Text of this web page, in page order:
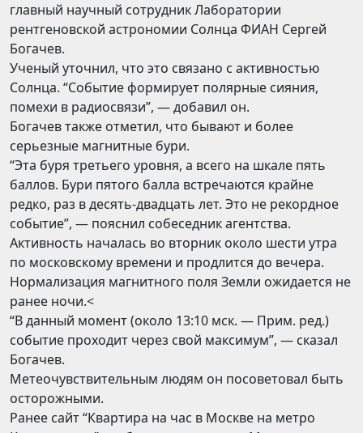
главный научный сотрудник Лаборатории
рентгеновской астрономии Солнца ФИАН Сергей
Богачев.
Ученый уточнил, что это связано с активностью
Солнца. “Событие формирует полярные сияния,
помехи в радиосвязи”, — добавил он.
Богачев также отметил, что бывают и более
серьезные магнитные бури.
“Эта буря третьего уровня, а всего на шкале пять
баллов. Бури пятого балла встречаются крайне
редко, раз в десять-двадцать лет. Это не рекордное
событие”, — пояснил собеседник агентства.
Активность началась во вторник около шести утра
по московскому времени и продлится до вечера.
Нормализация магнитного поля Земли ожидается не
ранее ночи.<
“В данный момент (около 13:10 мск. — Прим. ред.)
событие проходит через свой максимум”, — сказал
Богачев.
Метеочувствительным людям он посоветовал быть
осторожными.
Ранее сайт “Квартира на час в Москве на метро